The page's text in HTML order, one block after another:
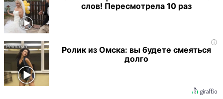
слов! Пересмотрела 10 раз
i
Ролик из Омска: вы будете смеяться
долго